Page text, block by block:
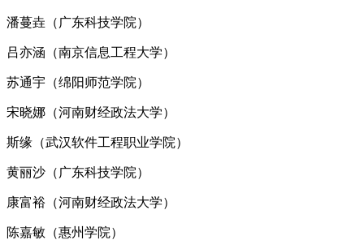
潘蔓垚（广东科技学院）
吕亦涵（南京信息工程大学）
苏通宇（绵阳师范学院）
宋晓娜（河南财经政法大学）
斯缘（武汉软件工程职业学院）
黄丽沙（广东科技学院）
康富裕（河南财经政法大学）
陈嘉敏（惠州学院）